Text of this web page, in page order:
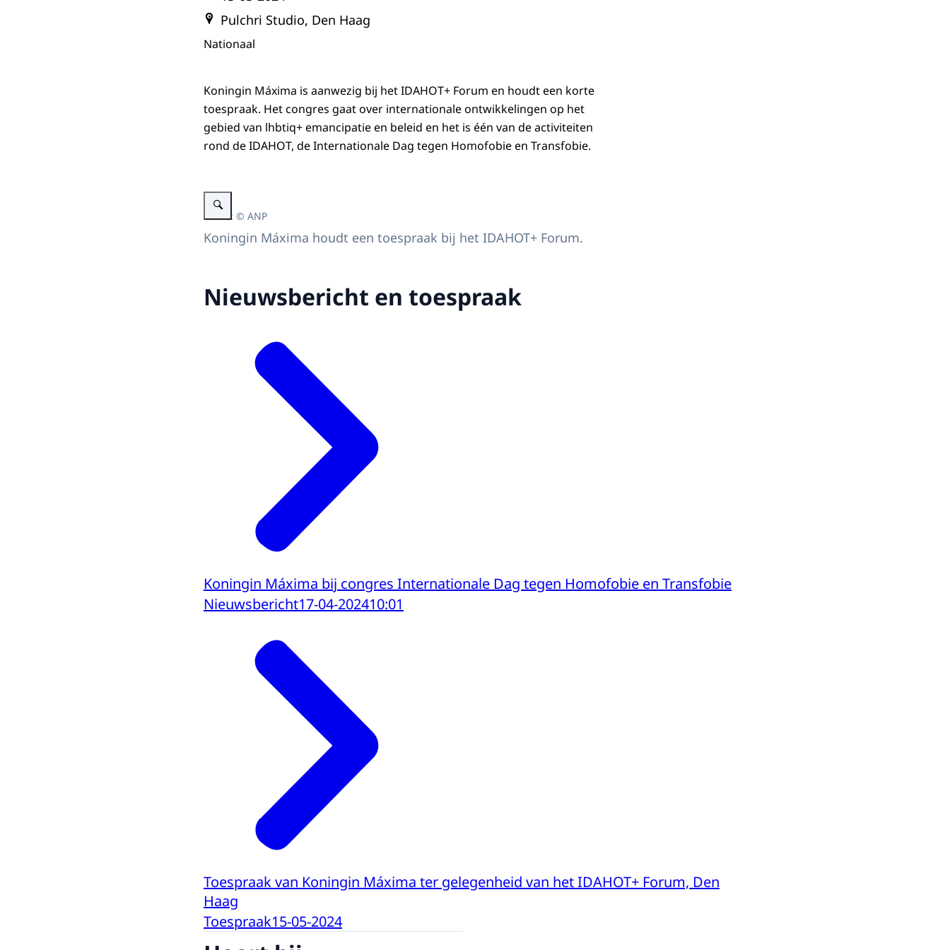
Pulchri Studio, Den Haag
Nationaal
Koningin Máxima is aanwezig bij het IDAHOT+ Forum en houdt een korte
toespraak. Het congres gaat over internationale ontwikkelingen op het
gebied van lhbtiq+ emancipatie en beleid en het is één van de activiteiten
rond de IDAHOT, de Internationale Dag tegen Homofobie en Transfobie.
Vergroot afbeelding Toespraak Koningin Máxima bij IDAHOT+ Forum
Beeld: © ANP
Koningin Máxima houdt een toespraak bij het IDAHOT+ Forum.
Nieuwsbericht en toespraak
Koningin Máxima bij congres Internationale Dag tegen Homofobie en Transfobie
Nieuwsbericht17-04-202410:01
Toespraak van Koningin Máxima ter gelegenheid van het IDAHOT+ Forum, Den
Haag
Toespraak15-05-2024